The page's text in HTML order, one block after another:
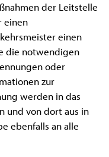
der Leitstelle
einen
einen
die notwendigen
oder
zur
werden in das
und von dort aus in
ebenfalls an alle